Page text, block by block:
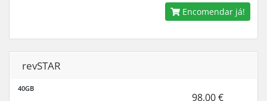
Encomendar já!
revSTAR
40GB
98.00 €